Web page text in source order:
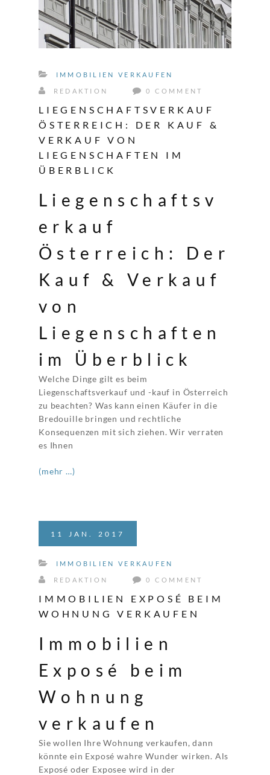
IMMOBILIEN VERKAUFEN
REDAKTION 0 COMMENT
LIEGENSCHAFTSVERKAUF
ÖSTERREICH: DER KAUF &
VERKAUF VON
LIEGENSCHAFTEN IM
ÜBERBLICK
Liegenschaftsv
erkauf
Österreich: Der
Kauf & Verkauf
von
Liegenschaften
im Überblick
Welche Dinge gilt es beim
Liegenschaftsverkauf und -kauf in Österreich
zu beachten? Was kann einen Käufer in die
Bredouille bringen und rechtliche
Konsequenzen mit sich ziehen. Wir verraten
es Ihnen
(mehr …)
11 JAN. 2017
IMMOBILIEN VERKAUFEN
REDAKTION 0 COMMENT
IMMOBILIEN EXPOSÉ BEIM
WOHNUNG VERKAUFEN
Immobilien
Exposé beim
Wohnung
verkaufen
Sie wollen Ihre Wohnung verkaufen, dann
könnte ein Exposé wahre Wunder wirken. Als
Exposé oder Exposee wird in der